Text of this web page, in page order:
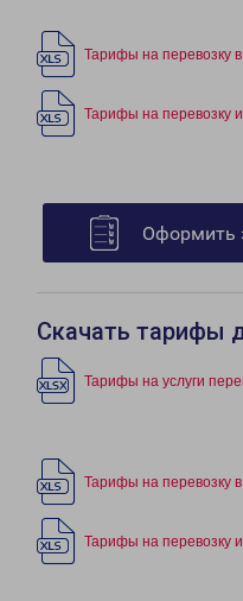
Тарифы на перевозку
Тарифы на перевозку
Оформить
Скачать тарифы
Тарифы на услуги
Тарифы на перевозку
Тарифы на перевозку